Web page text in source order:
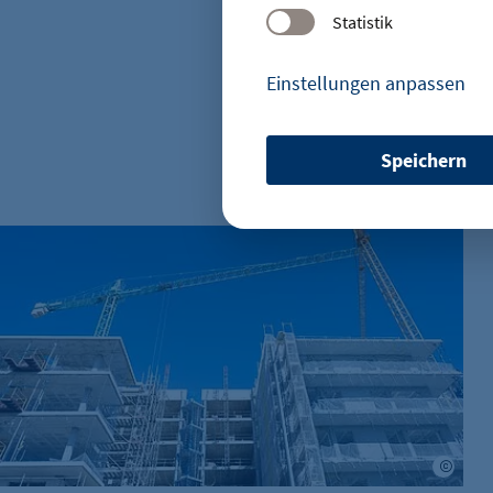
Statistik
Einstellungen anpassen
etracker Sitzungs-Cookie
Name:
Anbieter:
Cookie Laufzeit:
fe_typo_user
Speichern
Familienunternehmer warnen vor Vergesellschaftung:
Adobe